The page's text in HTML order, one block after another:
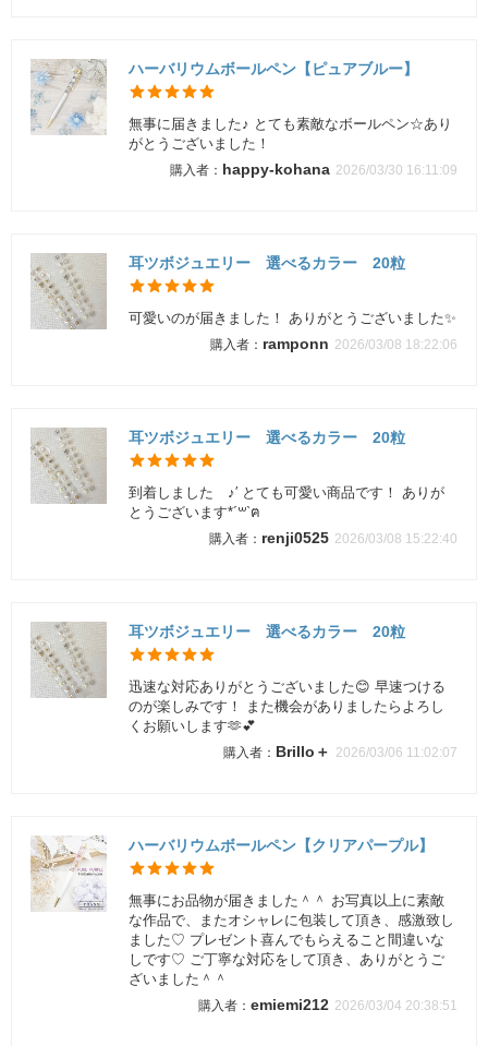
ハーバリウムボールペン【ピュアブルー】
無事に届きました♪ とても素敵なボールペン☆あり
がとうございました！
happy-kohana 2026/03/30 16:11:09
耳ツボジュエリー 選べるカラー 20粒
可愛いのが届きました！ ありがとうございました✨
ramponn 2026/03/08 18:22:06
耳ツボジュエリー 選べるカラー 20粒
到着しました ︎︎♪′ とても可愛い商品です！ ありが
とうございます*´꒳`ฅ
renji0525 2026/03/08 15:22:40
耳ツボジュエリー 選べるカラー 20粒
迅速な対応ありがとうございました😊 早速つける
のが楽しみです！ また機会がありましたらよろし
くお願いします🫶💕︎︎
Brillo＋ 2026/03/06 11:02:07
ハーバリウムボールペン【クリアパープル】
無事にお品物が届きました＾＾ お写真以上に素敵
な作品で、またオシャレに包装して頂き、感激致し
ました♡ プレゼント喜んでもらえること間違いな
しです♡ ご丁寧な対応をして頂き、ありがとうご
ざいました＾＾
emiemi212 2026/03/04 20:38:51